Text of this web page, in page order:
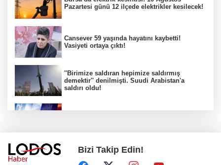
Pazartesi günü 12 ilçede elektrikler kesilecek!
Cansever 59 yaşında hayatını kaybetti!
Vasiyeti ortaya çıktı!
''Birimize saldıran hepimize saldırmış
demektir'' denilmişti. Suudi Arabistan'a
saldırı oldu!
Bursa Festivali’nde Mustafa Keser rüzgarı:
Unutulmaz bir gece!
Bizi Takip Edin!